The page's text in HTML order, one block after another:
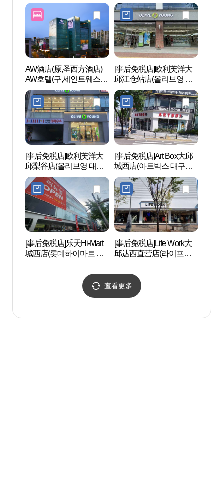
점)
점)
AW酒店(原,圣西方酒店)
AW호텔(구,세인트웨스튼
호텔)
[事后免税店]欧利芙洋大
邱江仓站店(올리브영 대
구강창역점)
[事后免税店]欧利芙洋大
邱梨谷店(올리브영 대구
이곡점)
[事后免税店]Art Box大邱
城西店(아트박스 대구성
서점)
[事后免税店]乐天Hi-Mart
城西店(롯데하이마트 성
[事后免税店]Life Work大
邱达西直营店(라이프워
查看更多